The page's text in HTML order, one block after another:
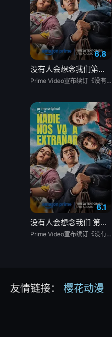
6.8
没有人会想念我们第二季
Prime Video宣布续订《没有人会想念我们》第二季。
6.1
没有人会想念我们 第二季
Prime Video宣布续订《没有人会想念我们》第二季。
友情链接： 樱花动漫